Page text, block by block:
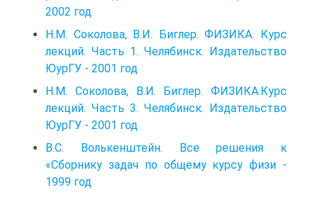
2002 год
Н.М. Соколова, В.И. Биглер. ФИЗИКА. Курс
лекций. Часть 1. Челябинск. Издательство
ЮурГУ - 2001 год
Н.М. Соколова, В.И. Биглер. ФИЗИКА.Курс
лекций. Часть 3. Челябинск. Издательство
ЮурГУ - 2001 год
B.C. Волькенштейн. Все решения к
«Сборнику задач по общему курсу физи -
1999 год